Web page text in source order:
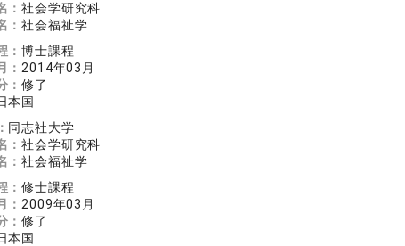
：社会学研究科
：社会福祉学
：博士課程
： 2014年03月
：修了
本国
同志社大学
：社会学研究科
：社会福祉学
：修士課程
： 2009年03月
：修了
本国